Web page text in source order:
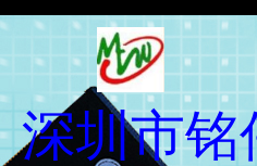
深圳市铭